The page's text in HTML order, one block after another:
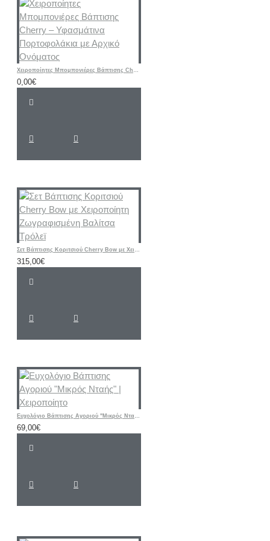
Χειροποίητες Μπομπονιέρες Βάπτισης Cherry – Υφασμάτινα Πορτοφολάκια με Αρχικό Ονόματος
0,00€
Σετ Βάπτισης Κοριτσιού Cherry Bow με Χειροποίητη Ζωγραφισμένη Βαλίτσα Τρόλεϊ
315,00€
Ευχολόγιο Βάπτισης Αγοριού "Μικρός Νταής" | Χειροποίητο
69,00€